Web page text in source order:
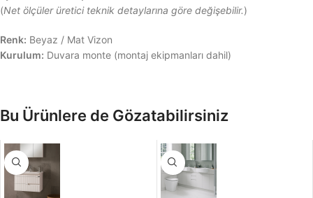
(Net ölçüler üretici teknik detaylarına göre değişebilir.)
Renk: Beyaz / Mat Vizon
Kurulum: Duvara monte (montaj ekipmanları dahil)
Bu Ürünlere de Gözatabilirsiniz